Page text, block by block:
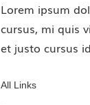
Lorem ipsum
cursus, mi quis
et justo cursus
All Links